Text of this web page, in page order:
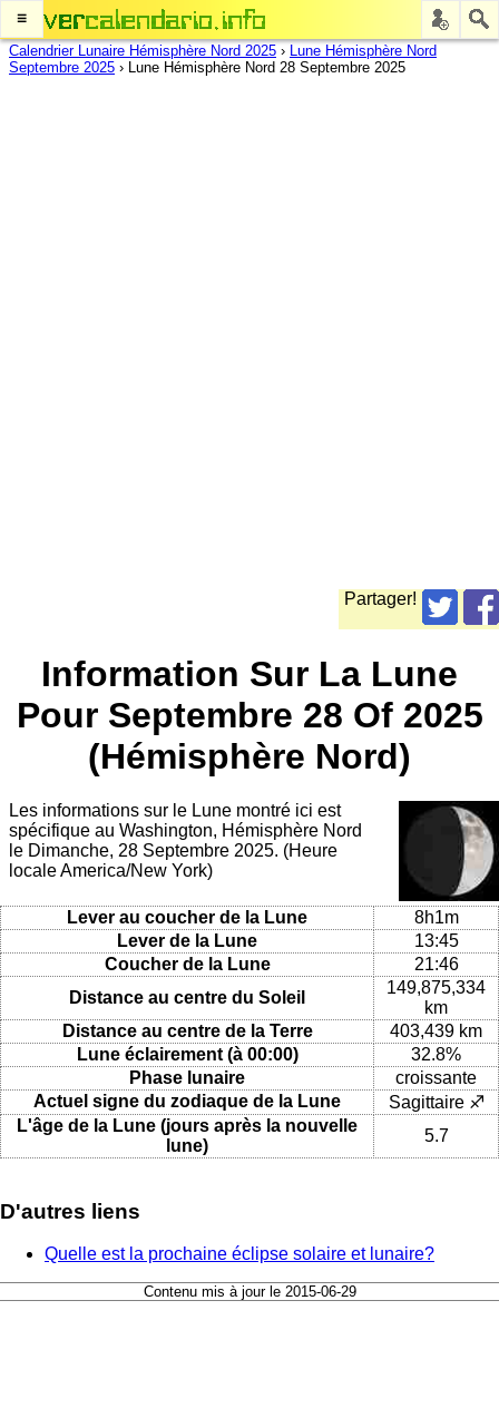
≡
Calendrier Lunaire Hémisphère Nord 2025 › Lune Hémisphère Nord
Septembre 2025 › Lune Hémisphère Nord 28 Septembre 2025
Partager!
Information Sur La Lune
Pour Septembre 28 Of 2025
(Hémisphère Nord)
Les informations sur le Lune montré ici est
spécifique au Washington, Hémisphère Nord
le Dimanche, 28 Septembre 2025. (Heure
locale America/New York)
Lever au coucher de la Lune
8h1m
Lever de la Lune
13:45
Coucher de la Lune
21:46
Distance au centre du Soleil
149,875,334
km
Distance au centre de la Terre
403,439 km
Lune éclairement (à 00:00)
32.8%
Phase lunaire
croissante
Actuel signe du zodiaque de la Lune
Sagittaire ♐
L'âge de la Lune (jours après la nouvelle
lune)
5.7
D'autres liens
Quelle est la prochaine éclipse solaire et lunaire?
Contenu mis à jour le 2015-06-29